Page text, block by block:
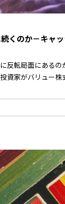
くのか－キャ
反転局面にある
資家がバリュー株